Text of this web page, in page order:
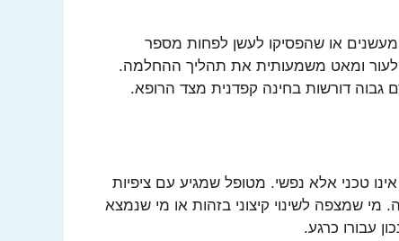
או שהפסיקו לעשן לפחות מספר
לעור ומאט משמעותית את תהליך ההחלמה.
גבוה דורשות בחינה קפדנית מצד הרופא.
טכני אלא נפשי. מטופל שמגיע עם ציפיות
מי שמצפה לשינוי קיצוני בזהות או מי שנמצא
עבורו כרגע.